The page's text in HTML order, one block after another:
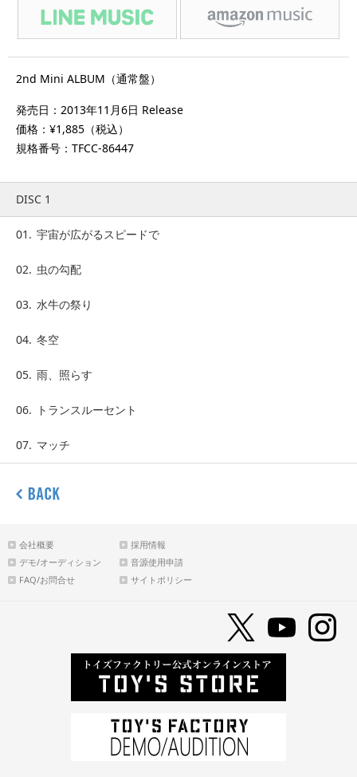
2nd Mini ALBUM（通常盤）
発売日：2013年11月6日 Release
価格：¥1,885（税込）
規格番号：TFCC-86447
DISC 1
01. 宇宙が広がるスピードで
02. 虫の勾配
03. 水牛の祭り
04. 冬空
05. 雨、照らす
06. トランスルーセント
07. マッチ
会社概要
採用情報
デモ/オーディション
音源使用申請
FAQ/お問合せ
サイトポリシー